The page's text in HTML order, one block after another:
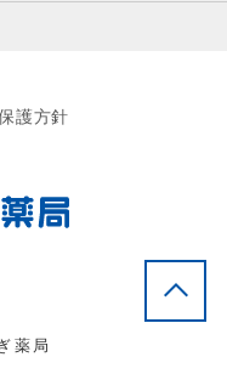
護方針
薬局